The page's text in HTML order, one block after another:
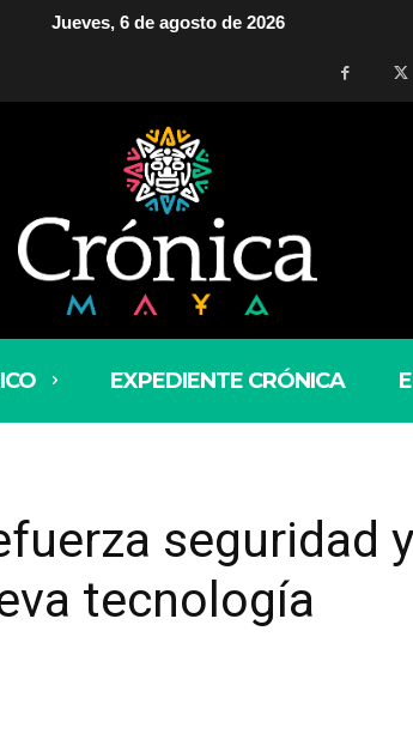
Jueves, 6 de agosto de 2026
EXPEDIENTE CRÓNICA
seguridad
tecnología